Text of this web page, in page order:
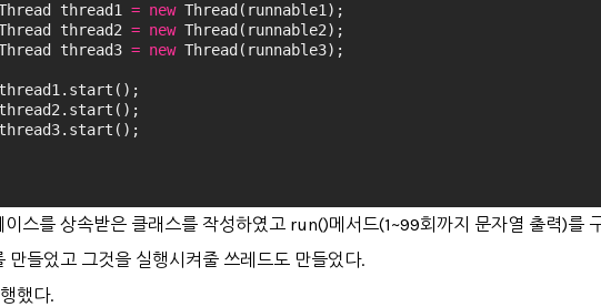
thread1 = new Thread(runnable1);
thread2 = new Thread(runnable2);
thread3 = new Thread(runnable3);
스를 상속받은 클래스를 작성하였고 run()메서드(1~99회까지 문자열 출력)를
만들었고 그것을 실행시켜줄 쓰레드도 만들었다.
했다.